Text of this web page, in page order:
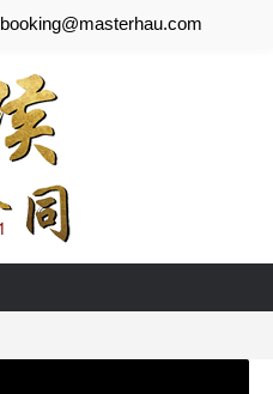
booking@masterhau.com